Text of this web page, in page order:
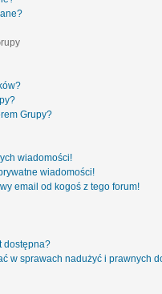
Grupy?
wiadomości!
wiadomości!
email od kogoś z tego forum!
dostępna?
w sprawach nadużyć i prawnych